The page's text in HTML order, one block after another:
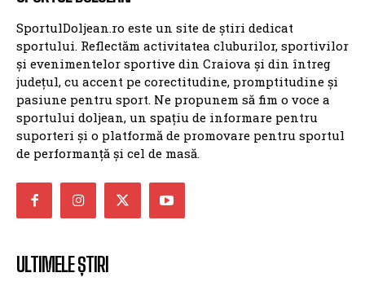
SportulDoljean.ro este un site de știri dedicat
sportului. Reflectăm activitatea cluburilor, sportivilor
și evenimentelor sportive din Craiova și din întreg
județul, cu accent pe corectitudine, promptitudine și
pasiune pentru sport. Ne propunem să fim o voce a
sportului doljean, un spațiu de informare pentru
suporteri și o platformă de promovare pentru sportul
de performanță și cel de masă.
ULTIMELE ȘTIRI